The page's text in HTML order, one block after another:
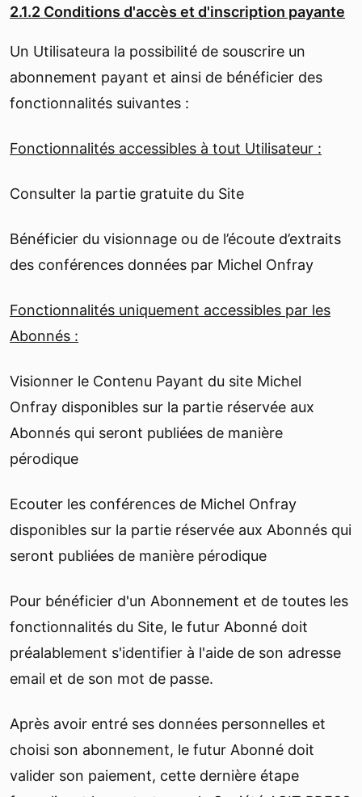
2.1.2 Conditions d'accès et d'inscription payante
Un Utilisateura la possibilité de souscrire un
abonnement payant et ainsi de bénéficier des
fonctionnalités suivantes :
Fonctionnalités accessibles à tout Utilisateur :
Consulter la partie gratuite du Site
Bénéficier du visionnage ou de l’écoute d’extraits
des conférences données par Michel Onfray
Fonctionnalités uniquement accessibles par les
Abonnés :
Visionner le Contenu Payant du site Michel
Onfray disponibles sur la partie réservée aux
Abonnés qui seront publiées de manière
pérodique
Ecouter les conférences de Michel Onfray
disponibles sur la partie réservée aux Abonnés qui
seront publiées de manière pérodique
Pour bénéficier d'un Abonnement et de toutes les
fonctionnalités du Site, le futur Abonné doit
préalablement s'identifier à l'aide de son adresse
email et de son mot de passe.
Après avoir entré ses données personnelles et
choisi son abonnement, le futur Abonné doit
valider son paiement, cette dernière étape